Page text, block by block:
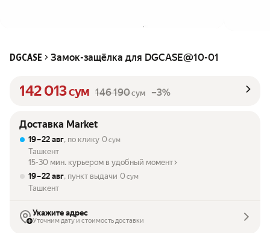
DGCASE Замок-защёлка для DGCASE@10-01
142 013сум 146 190сум –3%
Доставка Market
19 – 22 авг, по клику 0 сум
Ташкент
15-30 мин. курьером в удобный момент
19 – 22 авг, пункт выдачи 0 сум
Ташкент
Укажите адрес
Уточним дату и стоимость доставки